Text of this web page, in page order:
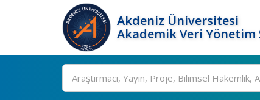
Akdeniz Üniversitesi
Akademik Veri Yönetim
Ara